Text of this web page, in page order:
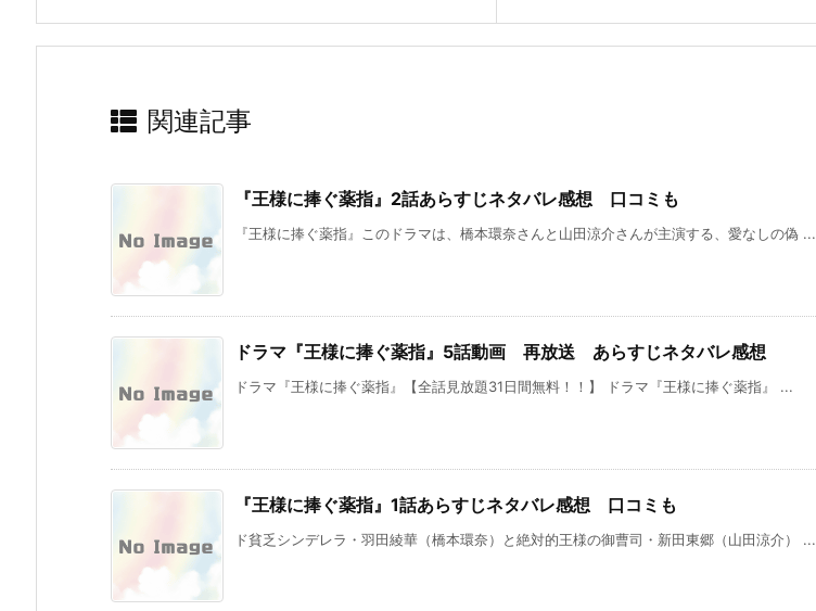
関連記事
『王様に捧ぐ薬指』2話あらすじネタバレ感想 口コミも
『王様に捧ぐ薬指』このドラマは、橋本環奈さんと山田涼介さんが主演する、愛なしの偽 ...
ドラマ『王様に捧ぐ薬指』5話動画 再放送 あらすじネタバレ感想
ドラマ『王様に捧ぐ薬指』【全話見放題31日間無料！！】 ドラマ『王様に捧ぐ薬指』 ...
『王様に捧ぐ薬指』1話あらすじネタバレ感想 口コミも
ド貧乏シンデレラ・羽田綾華（橋本環奈）と絶対的王様の御曹司・新田東郷（山田涼介） ...